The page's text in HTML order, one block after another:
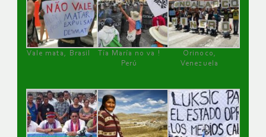
Vale mata, Brasil
Tía María no va !
Perú
Orinoco,
Venezuela